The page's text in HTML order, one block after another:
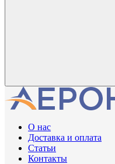
О нас
Доставка и оплата
Статьи
Контакты